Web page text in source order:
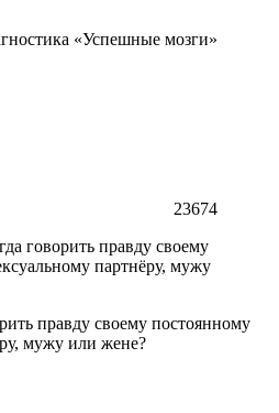
«Успешные мозги»
23674
правду своему постоянному
мужу или жене?